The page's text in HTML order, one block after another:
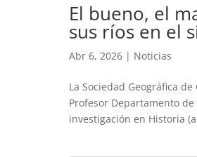
El bueno, el
sus ríos en el
Abr 6, 2026 | Noticias
La Sociedad Geográfica
Profesor Departamento
investigación en Historia